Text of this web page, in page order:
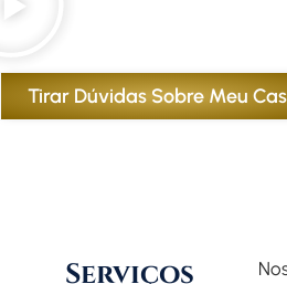
Tirar Dúvidas Sobre Meu
Serviços